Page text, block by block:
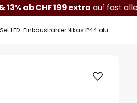
13% ab CHF 199 extra auf fast
LED-Einbaustrahler Nikas IP44 alu